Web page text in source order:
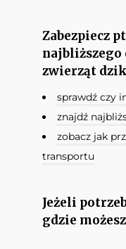
Zabezpiecz
zwierząt
sprawdź czy
znajdź
zobacz jak
transportu
Jeżeli
gdzie